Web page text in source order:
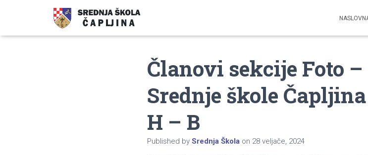
Članovi sekcije Foto
Srednje škole
H – B
Published by Srednja Škola on 28 veljače, 2024